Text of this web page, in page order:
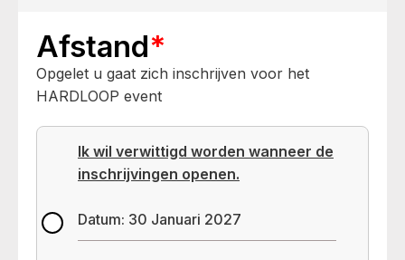
Afstand*
Opgelet u gaat zich inschrijven voor het
HARDLOOP event
Ik wil verwittigd worden wanneer de
inschrijvingen openen.
Datum: 30 Januari 2027